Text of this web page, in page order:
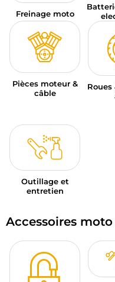
MARQUES
CONSEILS
NOUS
Freinage moto
Pièces moteur &
câble
Roues
Outillage et
entretien
Accessoires moto